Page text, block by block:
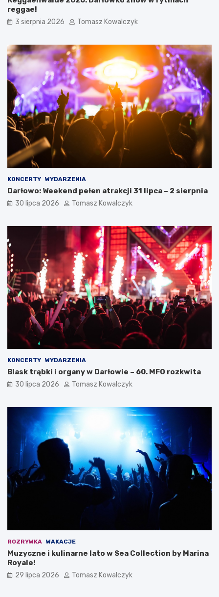
reggae!
3 sierpnia 2026 Tomasz Kowalczyk
KONCERTY WYDARZENIA
Darłowo: Weekend pełen atrakcji 31 lipca – 2 sierpnia
30 lipca 2026 Tomasz Kowalczyk
KONCERTY WYDARZENIA
Blask trąbki i organy w Darłowie – 60. MFO rozkwita
30 lipca 2026 Tomasz Kowalczyk
ROZRYWKA WAKACJE
Muzyczne i kulinarne lato w Sea Collection by Marina
Royale!
29 lipca 2026 Tomasz Kowalczyk